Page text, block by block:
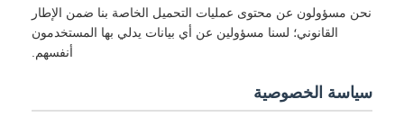
نحن مسؤولون عن محتوى عمليات التحميل الخاصة بنا ضمن الإطار
القانوني؛ لسنا مسؤولين عن أي بيانات يدلي بها المستخدمون
أنفسهم.
سياسة الخصوصية